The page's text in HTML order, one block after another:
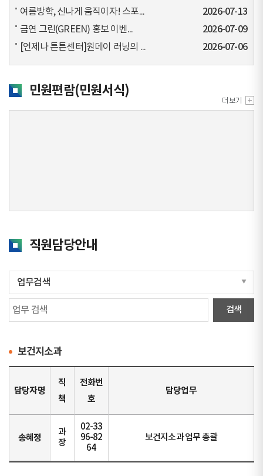
여름방학, 신나게 움직이자! 스포...
2026-07-13
금연 그린(GREEN) 홍보 이벤...
2026-07-09
[언제나 튼튼센터]원데이 러닝의 ...
2026-07-06
민원편람(민원서식)
직원담당안내
보건지소과
담당자명
직
책
전화번
호
담당업무
송혜정
과
장
02-33
96-82
64
보건지소과 업무 총괄